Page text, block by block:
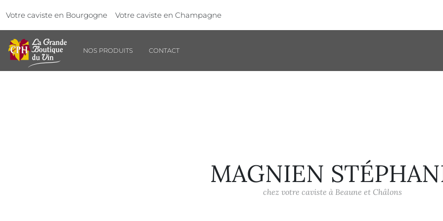
Votre caviste en Bourgogne
Votre caviste en Champagne
NOS PRODUITS CONTACT
MAGNIEN
chez votre caviste à Beaune et Châlons